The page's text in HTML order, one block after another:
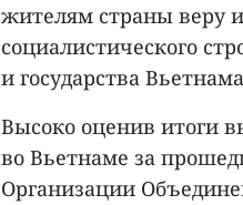
жителям страны веру и
социалистического
и государства
Высоко оценив итоги
во Вьетнаме за
Организации